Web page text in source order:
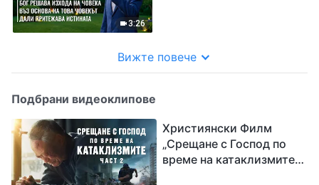
3:26
Вижте повече
Подбрани видеоклипове
Християнски Филм
„Срещане с Господ по
време на катаклизмите“